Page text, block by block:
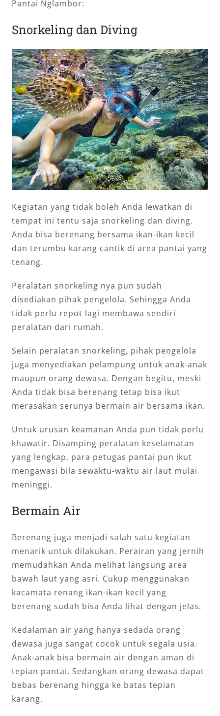
Pantai Nglambor:
Snorkeling dan Diving
Kegiatan yang tidak boleh Anda lewatkan di
tempat ini tentu saja snorkeling dan diving.
Anda bisa berenang bersama ikan-ikan kecil
dan terumbu karang cantik di area pantai yang
tenang.
Peralatan snorkeling nya pun sudah
disediakan pihak pengelola. Sehingga Anda
tidak perlu repot lagi membawa sendiri
peralatan dari rumah.
Selain peralatan snorkeling, pihak pengelola
juga menyediakan pelampung untuk anak-anak
maupun orang dewasa. Dengan begitu, meski
Anda tidak bisa berenang tetap bisa ikut
merasakan serunya bermain air bersama ikan.
Untuk urusan keamanan Anda pun tidak perlu
khawatir. Disamping peralatan keselamatan
yang lengkap, para petugas pantai pun ikut
mengawasi bila sewaktu-waktu air laut mulai
meninggi.
Bermain Air
Berenang juga menjadi salah satu kegiatan
menarik untuk dilakukan. Perairan yang jernih
memudahkan Anda melihat langsung area
bawah laut yang asri. Cukup menggunakan
kacamata renang ikan-ikan kecil yang
berenang sudah bisa Anda lihat dengan jelas.
Kedalaman air yang hanya sedada orang
dewasa juga sangat cocok untuk segala usia.
Anak-anak bisa bermain air dengan aman di
tepian pantai. Sedangkan orang dewasa dapat
bebas berenang hingga ke batas tepian
karang.